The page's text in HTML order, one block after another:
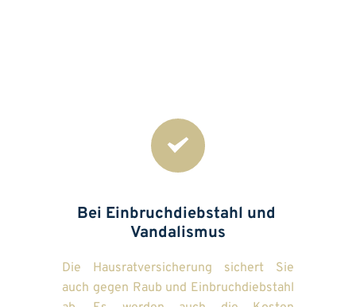
Bei Einbruchdiebstahl und
Vandalismus
Die Hausratversicherung sichert Sie
auch gegen Raub und Einbruchdiebstahl